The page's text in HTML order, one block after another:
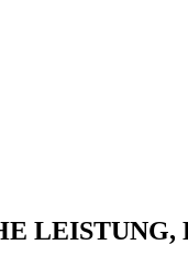
LEISTUNG,